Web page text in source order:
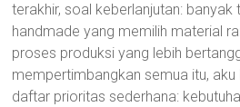
terakhir, soal keberlanjutan:
handmade yang memilih material
proses produksi yang lebih
mempertimbangkan semua itu,
daftar prioritas sederhana: